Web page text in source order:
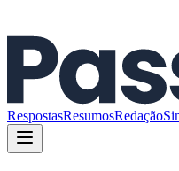
RespostasResumosRedação